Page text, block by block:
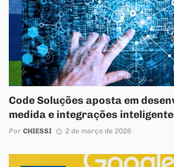
Code Soluções aposta em
medida e integrações
Por CHIESSI 2 de março de 2026